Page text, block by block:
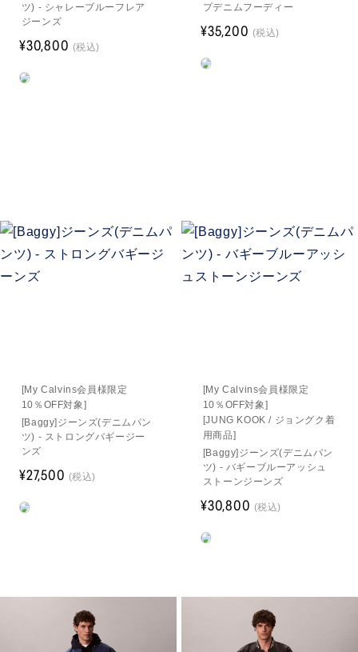
ツ) - シャレーブルーフレア
ジーンズ
¥30,800 (税込)
プデニムフーディー
¥35,200 (税込)
[My Calvins会員様限定
10％OFF対象]
[Baggy]ジーンズ(デニムパン
ツ) - ストロングバギージー
ンズ
¥27,500 (税込)
[My Calvins会員様限定
10％OFF対象]
[JUNG KOOK / ジョングク着
用商品]
[Baggy]ジーンズ(デニムパン
ツ) - バギーブルーアッシュ
ストーンジーンズ
¥30,800 (税込)